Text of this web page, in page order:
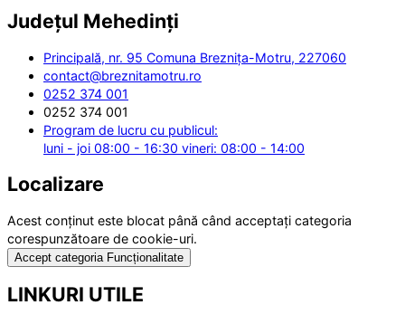
Județul Mehedinți
Principală, nr. 95 Comuna Breznița-Motru, 227060
contact@breznitamotru.ro
0252 374 001
0252 374 001
Program de lucru cu publicul:
luni - joi 08:00 - 16:30 vineri: 08:00 - 14:00
Localizare
Acest conținut este blocat până când acceptați categoria
corespunzătoare de cookie-uri.
Accept categoria Funcționalitate
LINKURI UTILE